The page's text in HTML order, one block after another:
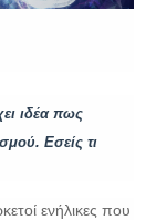
ιδέα πως
Εσείς τι
ενήλικες που